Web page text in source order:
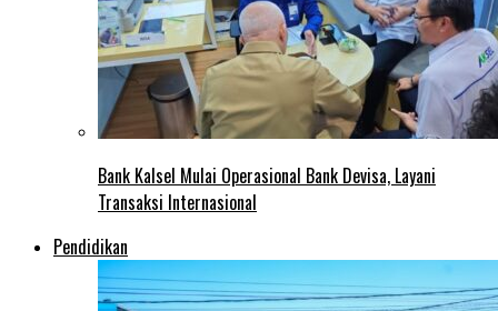
Bank Kalsel Mulai Operasional Bank Devisa, Layani
Transaksi Internasional
Pendidikan